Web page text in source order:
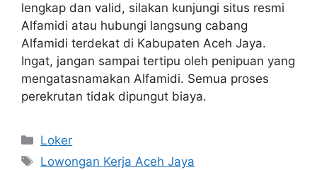
lengkap dan valid, silakan kunjungi situs resmi
Alfamidi atau hubungi langsung cabang
Alfamidi terdekat di Kabupaten Aceh Jaya.
Ingat, jangan sampai tertipu oleh penipuan yang
mengatasnamakan Alfamidi. Semua proses
perekrutan tidak dipungut biaya.
Kategori
Loker
Tag
Lowongan Kerja Aceh Jaya